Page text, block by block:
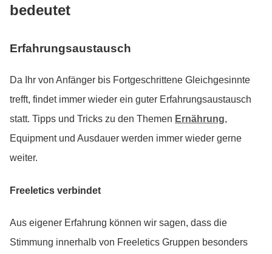
bedeutet
Erfahrungsaustausch
Da Ihr von Anfänger bis Fortgeschrittene Gleichgesinnte
trefft, findet immer wieder ein guter Erfahrungsaustausch
statt. Tipps und Tricks zu den Themen Ernährung,
Equipment und Ausdauer werden immer wieder gerne
weiter.
Freeletics verbindet
Aus eigener Erfahrung können wir sagen, dass die
Stimmung innerhalb von Freeletics Gruppen besonders